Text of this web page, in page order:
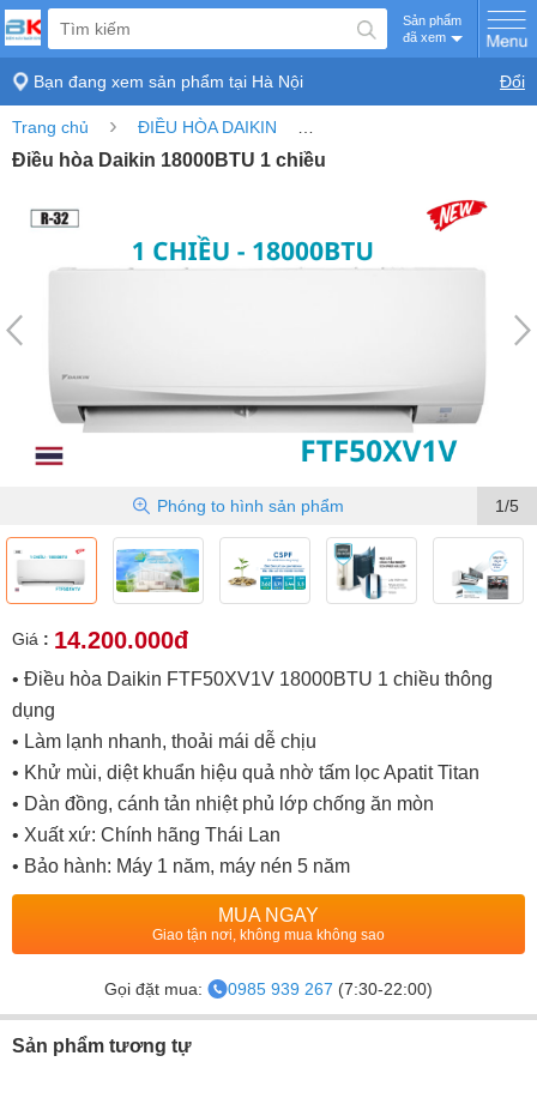
Sản phẩm
đã xem
Bạn đang xem sản phẩm tại Hà Nội Đổi
Trang chủ › ĐIỀU HÒA DAIKIN
Điều hòa Daikin 18000BTU 1 chiều
1/5
Phóng to hình sản phẩm
Giá : 14.200.000đ
• Điều hòa Daikin FTF50XV1V 18000BTU 1 chiều thông
dụng
• Làm lạnh nhanh, thoải mái dễ chịu
• Khử mùi, diệt khuẩn hiệu quả nhờ tấm lọc Apatit Titan
• Dàn đồng, cánh tản nhiệt phủ lớp chống ăn mòn
• Xuất xứ: Chính hãng Thái Lan
• Bảo hành: Máy 1 năm, máy nén 5 năm
MUA NGAY
Giao tận nơi, không mua không sao
Gọi đặt mua: 0985 939 267 (7:30-22:00)
Sản phẩm tương tự